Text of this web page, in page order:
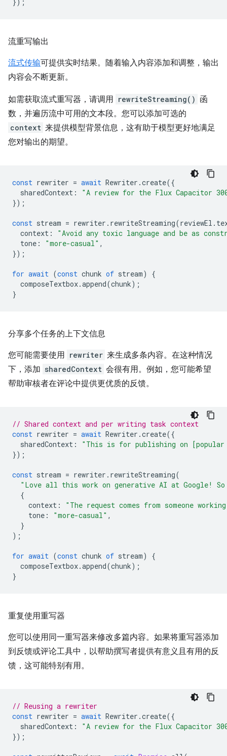
流重写输出
流式传输可提供实时结果。随着输入内容添加和调整，输出
内容会不断更新。
如需获取流式重写器，请调用 rewriteStreaming() 函
数，并遍历流中可用的文本段。您可以添加可选的
context 来提供模型背景信息，这有助于模型更好地满足
您对输出的期望。
const rewriter = await Rewriter .create({
sharedContext :
"A review for the Flux Capacitor
});
const stream = rewriter . rewriteStreaming(reviewEl .
context :
"Avoid any toxic language and be as
tone : "more-casual" ,
});
for await (const chunk of stream)
{
composeTextbox.append(chunk);
}
分享多个任务的上下文信息
您可能需要使用 rewriter 来生成多条内容。在这种情况
下，添加 sharedContext 会很有用。例如，您可能希望
帮助审核者在评论中提供更优质的反馈。
// Shared context and per writing task context
const rewriter = await Rewriter .create({
sharedContext :
"This is for publishing on [popular
});
const stream = rewriter . rewriteStreaming(
"Love all this work on generative AI at Google!
{
context :
"The request comes from someone
tone : "more-casual" ,
}
);
for await (const chunk of stream)
{
composeTextbox.append(chunk);
}
重复使用重写器
您可以使用同一重写器来修改多篇内容。如果将重写器添加
到反馈或评论工具中，以帮助撰写者提供有意义且有用的反
馈，这可能特别有用。
// Reusing a rewriter
const rewriter = await Rewriter .create({
sharedContext :
"A review for the Flux Capacitor
});